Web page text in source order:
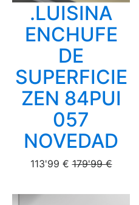
.LUISINA
ENCHUFE
DE
SUPERFICIE
ZEN 84PUI
057
NOVEDAD
113'99 €179'99 €